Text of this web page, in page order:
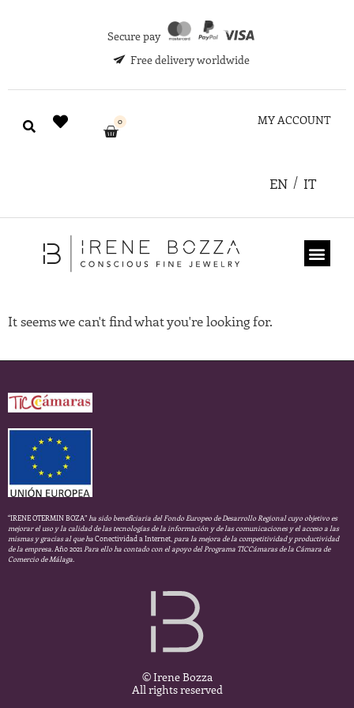
Secure pay
Free delivery worldwide
0 MY ACCOUNT
EN IT
It seems we can't find what you're looking for.
“IRENE OTERMIN BOZA” ha sido beneficiaria del Fondo Europeo de Desarrollo Regional cuyo objetivo es
mejorar el uso y la calidad de las tecnologías de la información y de las comunicaciones y el acceso a las
mismas y gracias al que haConectividad a Internet, para la mejora de la competitividad y productividad
de la empresa. Año 2021 Para ello ha contado con el apoyo del Programa TICCámaras de la Cámara de
Comercio de Málaga.
© Irene Bozza
All rights reserved